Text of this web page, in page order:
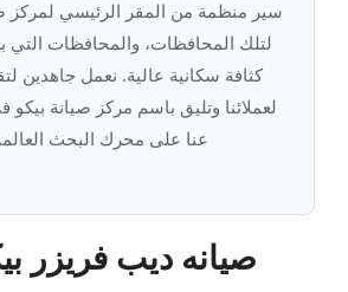
سير منظمة من المقر الرئيسي لمركز
لتلك المحافظات، والمحافظات التي
كثافة سكانية عالية. نعمل جاهدين
لعملائنا وتليق باسم مركز صيانة بيكو
عنا على محرك البحث
صيانه ديب فريزر